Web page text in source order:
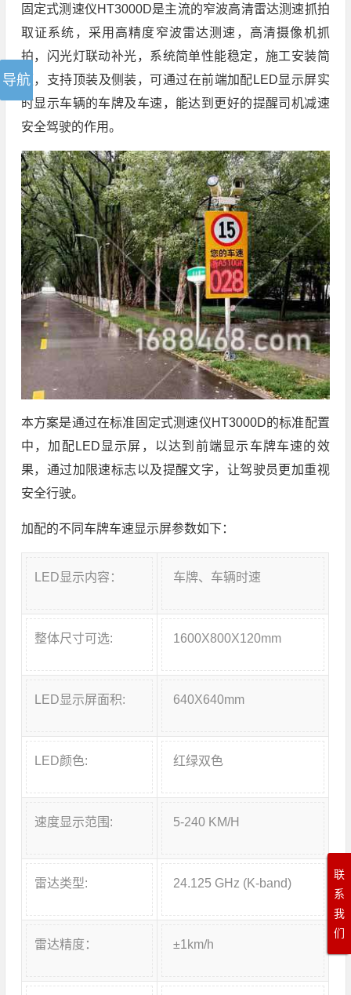
固定式测速仪HT3000D是主流的窄波高清雷达测速抓拍
取证系统，采用高精度窄波雷达测速，高清摄像机抓
拍，闪光灯联动补光，系统简单性能稳定，施工安装简
便，支持顶装及侧装，可通过在前端加配LED显示屏实
时显示车辆的车牌及车速，能达到更好的提醒司机减速
安全驾驶的作用。
本方案是通过在标准固定式测速仪HT3000D的标准配置
中，加配LED显示屏，以达到前端显示车牌车速的效
果，通过加限速标志以及提醒文字，让驾驶员更加重视
安全行驶。
加配的不同车牌车速显示屏参数如下：
LED显示内容： 车牌、车辆时速
整体尺寸可选: 1600X800X120mm
LED显示屏面积: 640X640mm
LED颜色: 红绿双色
速度显示范围: 5-240 KM/H
雷达类型: 24.125 GHz (K-band)
雷达精度： ±1km/h
联
系
我
们